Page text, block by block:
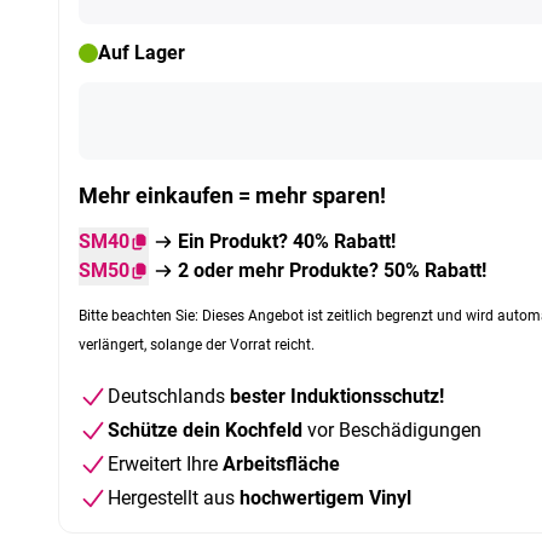
Auf Lager
Mehr einkaufen = mehr sparen!
SM40
Ein Produkt? 40% Rabatt!
SM50
2 oder mehr Produkte? 50% Rabatt!
Bitte beachten Sie: Dieses Angebot ist zeitlich begrenzt und wird
verlängert, solange der Vorrat reicht.
Deutschlands bester Induktionsschutz!
Schütze dein Kochfeld vor Beschädigungen
Erweitert Ihre Arbeitsfläche
Hergestellt aus hochwertigem Vinyl